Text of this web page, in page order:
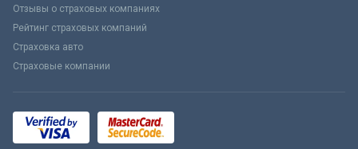
Отзывы о страховых компаниях
Рейтинг страховых компаний
Страховка авто
Страховые компании